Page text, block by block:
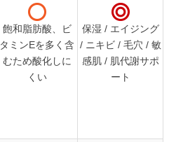
酸化具合 目的
飽和脂肪酸、ビ
タミンEを多く含
むため酸化しに
くい
保湿 / エイジング
/ ニキビ / 毛穴 / 敏
感肌 / 肌代謝サポ
ート